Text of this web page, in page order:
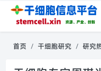
首页 干细胞研究 研究